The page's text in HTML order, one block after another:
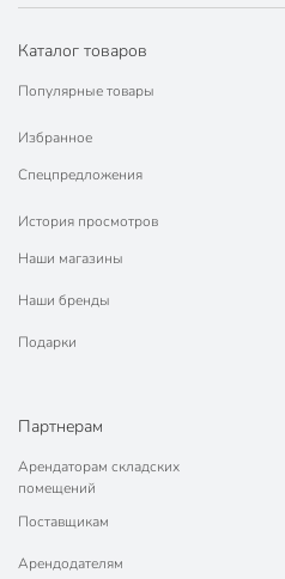
Каталог товаров
Популярные товары
Избранное
Спецпредложения
История просмотров
Наши магазины
Наши бренды
Подарки
Партнерам
Арендаторам складских
помещений
Поставщикам
Арендодателям